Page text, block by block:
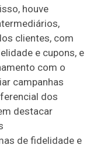
houve
clientes, com
e cupons, e
com o
campanhas
dos
destacar
de fidelidade e